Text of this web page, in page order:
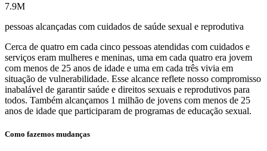
7.9M
pessoas alcançadas com cuidados de saúde sexual e reprodutiva
Cerca de quatro em cada cinco pessoas atendidas com cuidados e
serviços eram mulheres e meninas, uma em cada quatro era jovem
com menos de 25 anos de idade e uma em cada três vivia em
situação de vulnerabilidade. Esse alcance reflete nosso compromisso
inabalável de garantir saúde e direitos sexuais e reprodutivos para
todos. Também alcançamos 1 milhão de jovens com menos de 25
anos de idade que participaram de programas de educação sexual.
Como fazemos mudanças